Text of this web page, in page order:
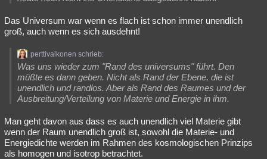
Das Universum war wenn es flach ist schon immer unendlich
groß, auch wenn es sich ausdehnt!
perttivalkonen schrieb:
Was uns wieder zum "Rand des universums" führt. Den
müßte es dann geben. Nicht als Rand der Ebene, die ist
unendlich und randlos. Aber als Rand des Raumes und der
Ausbreitung/Verteilung von Materie und Energie in ihm.
Man geht davon aus dass es auch unendlich viel Materie gibt
wenn der Raum unendlich groß ist, sowohl die Materie- und
Energiedichte werden im Rahmen des kosmologischen Prinzips
als homogen und isotrop betrachtet.